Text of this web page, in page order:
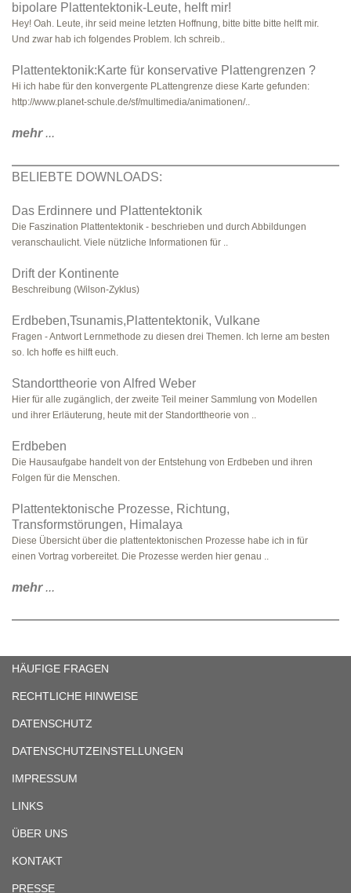
bipolare Plattentektonik-Leute, helft mir!
Hey! Oah. Leute, ihr seid meine letzten Hoffnung, bitte bitte bitte helft mir.
Und zwar hab ich folgendes Problem. Ich schreib..
Plattentektonik:Karte für konservative Plattengrenzen ?
Hi ich habe für den konvergente PLattengrenze diese Karte gefunden:
http://www.planet-schule.de/sf/multimedia/animationen/..
mehr...
BELIEBTE DOWNLOADS:
Das Erdinnere und Plattentektonik
Die Faszination Plattentektonik - beschrieben und durch Abbildungen
veranschaulicht. Viele nützliche Informationen für ..
Drift der Kontinente
Beschreibung (Wilson-Zyklus)
Erdbeben,Tsunamis,Plattentektonik, Vulkane
Fragen - Antwort Lernmethode zu diesen drei Themen. Ich lerne am besten
so. Ich hoffe es hilft euch.
Standorttheorie von Alfred Weber
Hier für alle zugänglich, der zweite Teil meiner Sammlung von Modellen
und ihrer Erläuterung, heute mit der Standorttheorie von ..
Erdbeben
Die Hausaufgabe handelt von der Entstehung von Erdbeben und ihren
Folgen für die Menschen.
Plattentektonische Prozesse, Richtung,
Transformstörungen, Himalaya
Diese Übersicht über die plattentektonischen Prozesse habe ich in für
einen Vortrag vorbereitet. Die Prozesse werden hier genau ..
mehr...
HÄUFIGE FRAGEN
RECHTLICHE HINWEISE
DATENSCHUTZ
DATENSCHUTZEINSTELLUNGEN
IMPRESSUM
LINKS
ÜBER UNS
KONTAKT
PRESSE